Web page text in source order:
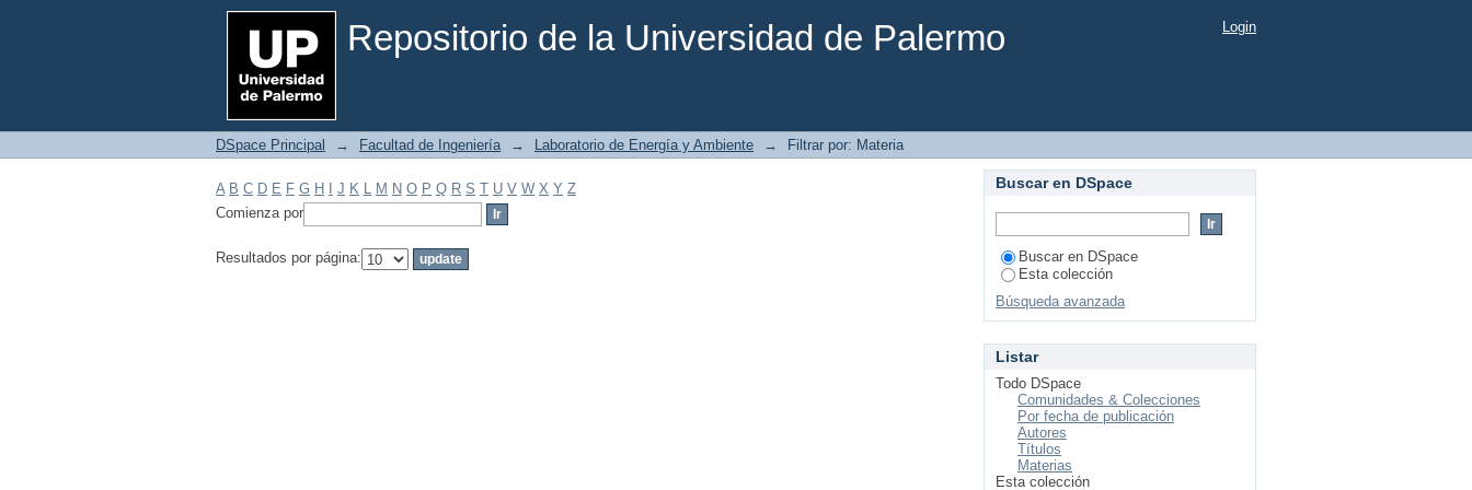
Repositorio de la Universidad de Palermo
Filtrar por: Materia Login
DSpace Principal → Facultad de Ingeniería → Laboratorio de Energía y Ambiente → Filtrar por: Materia
A B C D E F G H J K L M N O P Q R S T U V W X Y Z
Comienza por
Resultados por página:
Buscar en DSpace
Buscar en DSpace
Esta colección
Búsqueda avanzada
Listar
Todo DSpace
Comunidades & Colecciones
Por fecha de publicación
Autores
Títulos
Materias
Esta colección